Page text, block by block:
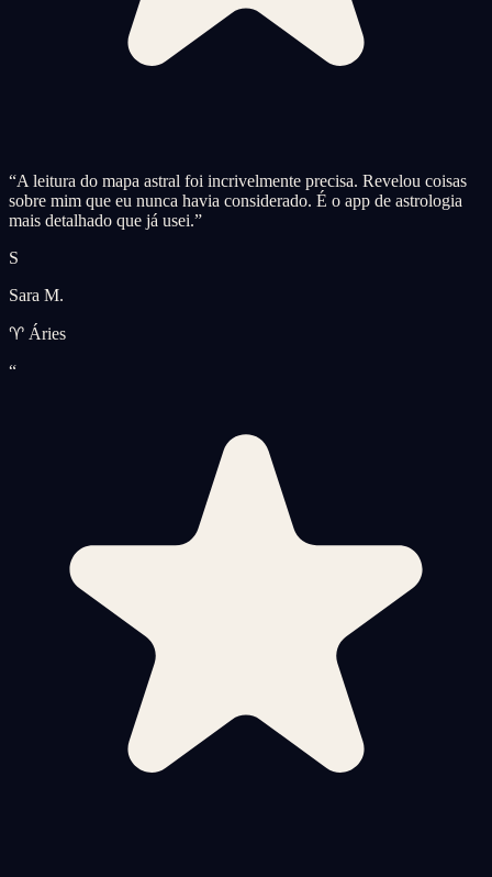
“A leitura do mapa astral foi incrivelmente precisa. Revelou coisas
sobre mim que eu nunca havia considerado. É o app de astrologia
mais detalhado que já usei.”
S
Sara M.
♈ Áries
“